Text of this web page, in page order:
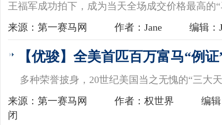
王福军成功拍下，成为当天全场成交价格最高的
来源：第一赛马网
作者：Jane 编辑：
【优骏】全美首匹百万富马“例证
多种荣誉披身，20世纪美国当之无愧的“三大
来源：第一赛马网
作者：权世界
编
闭